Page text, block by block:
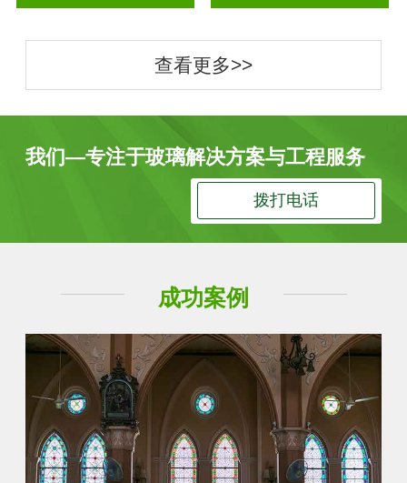
查看更多>>
我们—专注于玻璃解决方案与工程服务
拨打电话
成功案例